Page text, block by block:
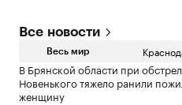
Все новости
Весь мир
В Брянской области при
Новенького тяжело ранили
женщину